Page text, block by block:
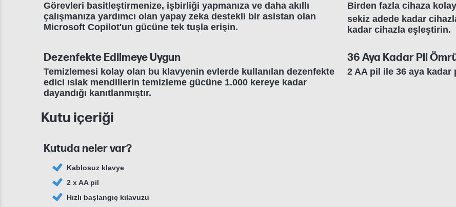
Görevleri basitleştirmenize, işbirliği yapmanıza ve daha akıllı
çalışmanıza yardımcı olan yapay zeka destekli bir asistan olan
Microsoft Copilot'un gücüne tek tuşla erişin.
Birden fazla cihaza
sekiz adede kadar
kadar cihazla eşleştirin.
Dezenfekte Edilmeye Uygun
Temizlemesi kolay olan bu klavyenin evlerde kullanılan dezenfekte
edici ıslak mendillerin temizleme gücüne 1.000 kereye kadar
dayandığı kanıtlanmıştır.
36 Aya Kadar Pil
2 AA pil ile 36 aya kadar
Kutu içeriği
Kutuda neler var?
Kablosuz klavye
2 x AA pil
Hızlı başlangıç kılavuzu